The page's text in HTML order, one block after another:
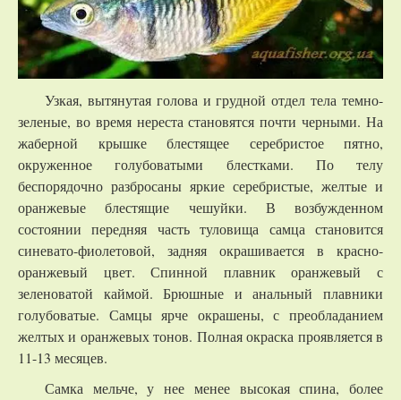
Узкая, вытянутая голова и грудной отдел тела темно-
зеленые, во время нереста становятся почти черными. На
жаберной крышке блестящее серебристое пятно,
окруженное голубоватыми блестками. По телу
беспорядочно разбросаны яркие серебристые, желтые и
оранжевые блестящие чешуйки. В возбужденном
состоянии передняя часть туловища самца становится
синевато-фиолетовой, задняя окрашивается в красно-
оранжевый цвет. Спинной плавник оранжевый с
зеленоватой каймой. Брюшные и анальный плавники
голубоватые. Самцы ярче окрашены, с преобладанием
желтых и оранжевых тонов. Полная окраска проявляется в
11-13 месяцев.
Самка мельче, у нее менее высокая спина, более